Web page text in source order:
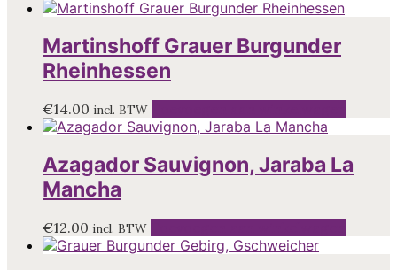
Martinshoff Grauer Burgunder
Rheinhessen
€14.00 incl. BTW
Azagador Sauvignon, Jaraba La
Mancha
€12.00 incl. BTW